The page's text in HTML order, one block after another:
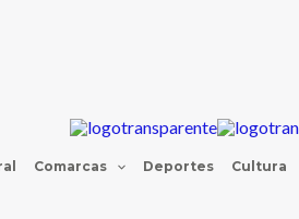
Comarcas Deportes Cultura